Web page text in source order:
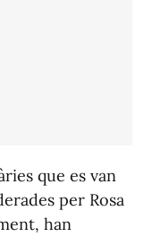
que es van
per Rosa
han